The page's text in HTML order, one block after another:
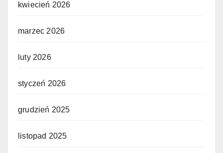
kwiecień 2026
marzec 2026
luty 2026
styczeń 2026
grudzień 2025
listopad 2025